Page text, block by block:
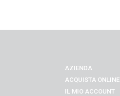
AZIENDA
ACQUISTA ONLINE
IL MIO ACCOUNT